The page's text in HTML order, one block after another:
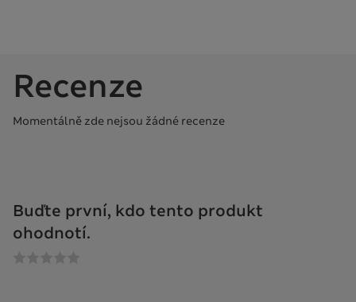
Recenze
Momentálně zde nejsou žádné recenze
Buďte první, kdo tento produkt
ohodnotí.